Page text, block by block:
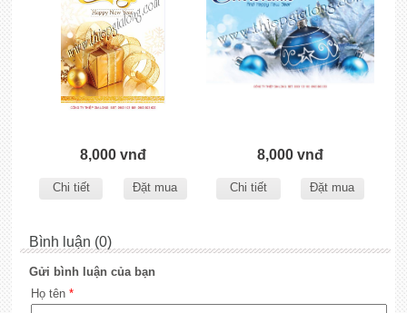
8,000 vnđ
Chi tiết Đặt mua
8,000 vnđ
Chi tiết Đặt mua
Bình luận (0)
Gửi bình luận của bạn
Họ tên *